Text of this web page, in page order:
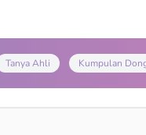
Tanya Ahli Kumpulan